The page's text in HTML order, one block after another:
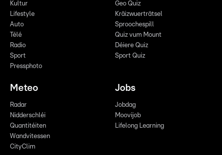
Kultur
Lifestyle
Auto
Télé
Radio
Sport
Pressphoto
Geo Quiz
Kräizwuerträtsel
Sproochespill
Quiz vum Mount
Déiere Quiz
Sport Quiz
Meteo
Radar
Nidderschléi
Quantitéiten
Wandvitessen
CityClim
Jobs
Jobdag
Moovijob
Lifelong Learning